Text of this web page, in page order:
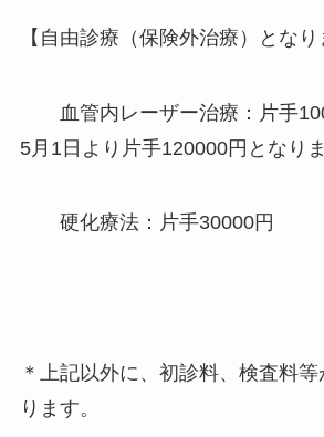
【自由診療（保険外治療）となり
血管内レーザー治療：片手
5月1日より片手120000円となりま
硬化療法：片手30000円
＊上記以外に、初診料、検査料
ります。